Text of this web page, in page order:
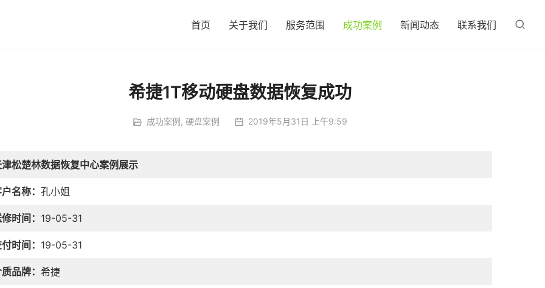
首页 关于我们 服务范围 成功案例 新闻动态 联系我们
希捷1T移动硬盘数据恢复成功
成功案例 , 硬盘案例 2019年5月31日 上午9:59
松楚林数据恢复中心案例展示
名称： 孔小姐
时间： 19-05-31
时间： 19-05-31
品牌： 希捷